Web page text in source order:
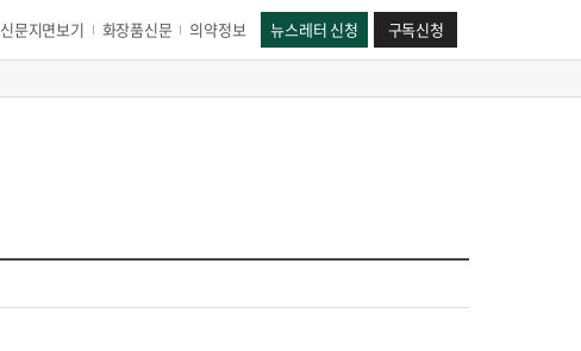
신문지면보기 화장품신문 의약정보 뉴스레터 신청 구독신청